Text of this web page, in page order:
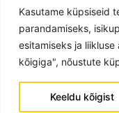
Kasutame küpsiseid
parandamiseks,
esitamiseks ja
kõigiga", nõustute
Keeldu kõigist
E-poe